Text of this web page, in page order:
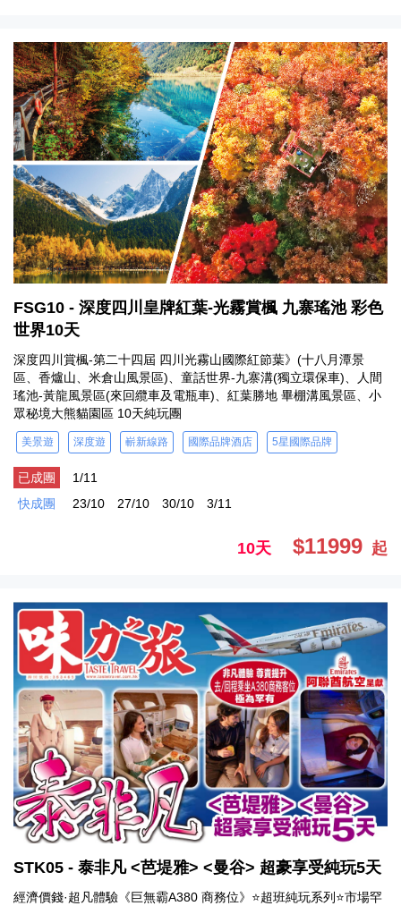
FSG10 - 深度四川皇牌紅葉-光霧賞楓 九寨瑤池 彩色
世界10天
深度四川賞楓-第二十四屆 四川光霧山國際紅節葉》(十八月潭景
區、香爐山、米倉山風景區)、童話世界-九寨溝(獨立環保車)、人間
瑤池-黃龍風景區(來回纜車及電瓶車)、紅葉勝地 畢棚溝風景區、小
眾秘境大熊貓園區 10天純玩團
美景遊 深度遊 嶄新線路 國際品牌酒店 5星國際品牌
已成團
1/11
快成團
23/10 27/10 30/10 3/11
10天 $11999 起
STK05 - 泰非凡 <芭堤雅> <曼谷> 超豪享受純玩5天
經濟價錢·超凡體驗《巨無霸A380 商務位》⭐超班純玩系列⭐市場罕